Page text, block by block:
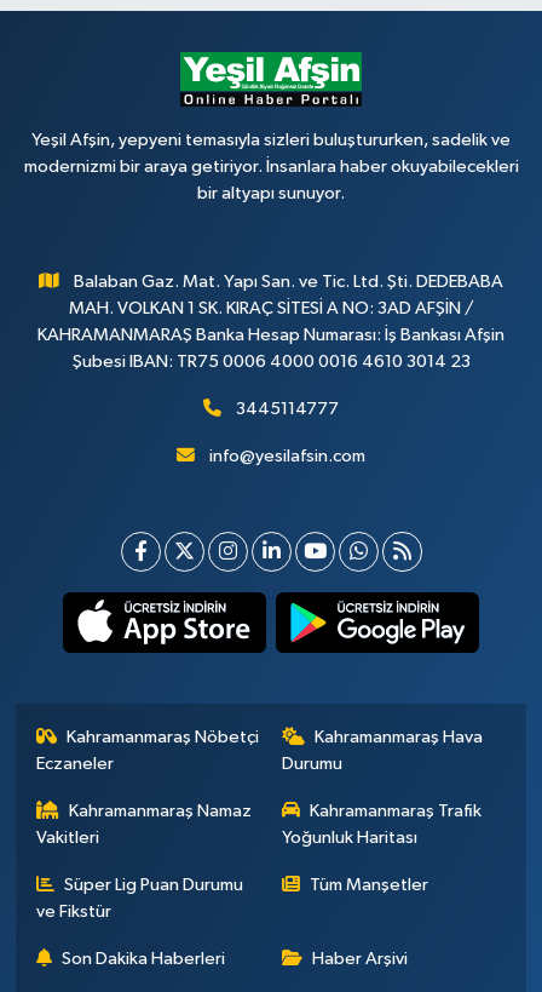
Yeşil Afşin, yepyeni temasıyla sizleri buluştururken, sadelik ve
modernizmi bir araya getiriyor. İnsanlara haber okuyabilecekleri
bir altyapı sunuyor.
Balaban Gaz. Mat. Yapı San. ve Tic. Ltd. Şti. DEDEBABA
MAH. VOLKAN 1 SK. KIRAÇ SİTESİ A NO: 3AD AFŞİN /
KAHRAMANMARAŞ Banka Hesap Numarası: İş Bankası Afşin
Şubesi IBAN: TR75 0006 4000 0016 4610 3014 23
3445114777
info@yesilafsin.com
Kahramanmaraş Nöbetçi
Eczaneler
Kahramanmaraş Hava
Durumu
Kahramanmaraş Namaz
Vakitleri
Kahramanmaraş Trafik
Yoğunluk Haritası
Süper Lig Puan Durumu
ve Fikstür
Tüm Manşetler
Son Dakika Haberleri Haber Arşivi